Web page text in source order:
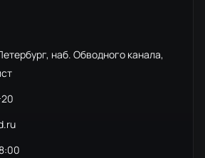
наб. Обводного канала,